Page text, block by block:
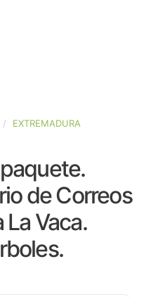
EXTREMADURA
de Correos
Vaca.